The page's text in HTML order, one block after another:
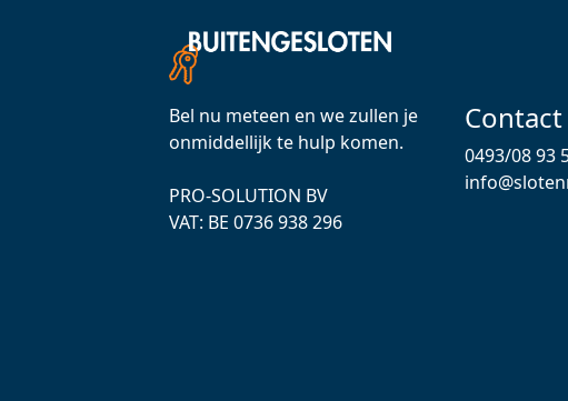
Bel nu meteen en we zullen je
onmiddellijk te hulp komen.
PRO-SOLUTION BV
VAT: ВЕ 0736 938 296
0493/08 93